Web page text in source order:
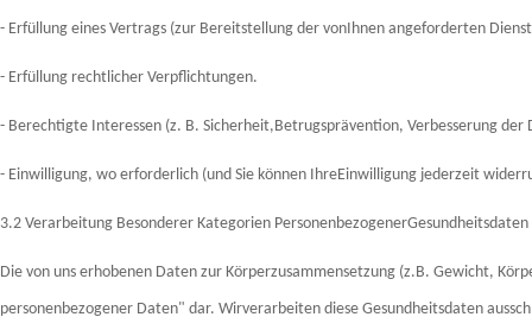
- Erfüllung eines Vertrags (zur Bereitstellung der vonIhnen angeforderten
- Erfüllung rechtlicher Verpflichtungen.
- Berechtigte Interessen (z. B. Sicherheit,Betrugsprävention, Verbesserung
- Einwilligung, wo erforderlich (und Sie können IhreEinwilligung jederzeit
3.2 Verarbeitung Besonderer Kategorien PersonenbezogenerGesundheitsdaten
Die von uns erhobenen Daten zur Körperzusammensetzung (z.B. Gewicht,
personenbezogener Daten" dar. Wirverarbeiten diese Gesundheitsdaten